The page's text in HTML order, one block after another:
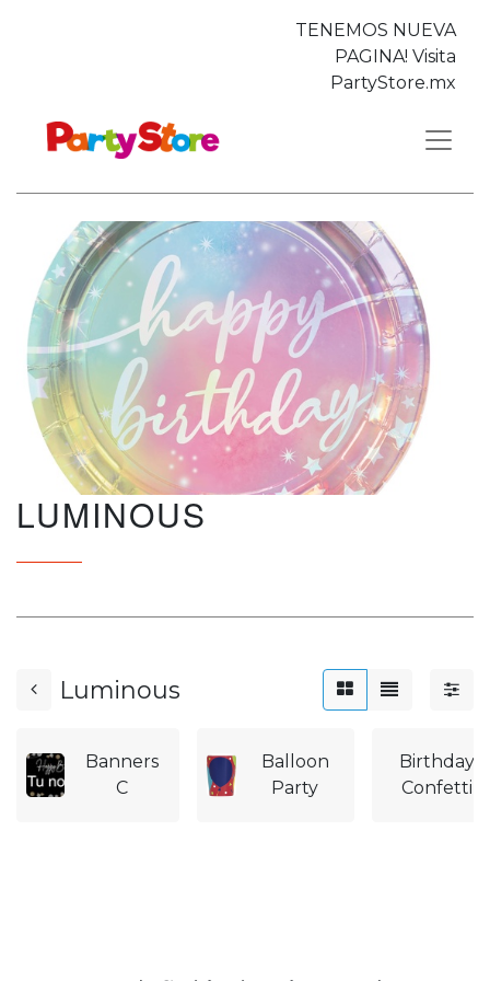
TENEMOS NUEVA
PAGINA! Visita
PartyStore.mx
LUMINOUS
Luminous
Banners
C
Balloon
Party
Birthday
Confetti